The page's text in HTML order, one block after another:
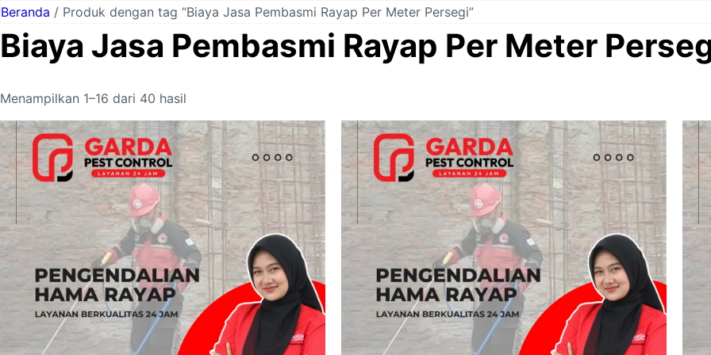
Lewati
ke
konten
Beranda / Produk dengan tag “Biaya Jasa Pembasmi Rayap Per Meter Persegi”
Biaya Jasa Pembasmi Rayap Per Meter
Menampilkan 1–16 dari 40 hasil